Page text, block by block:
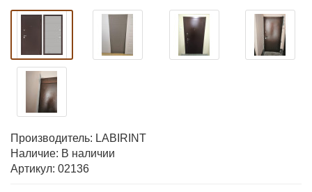
Производитель: LABIRINT
Наличие: В наличии
Артикул: 02136